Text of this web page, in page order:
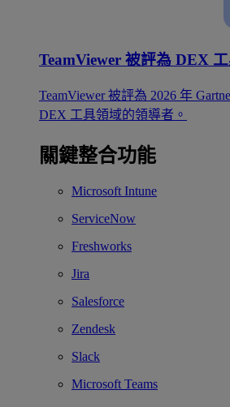
TeamViewer 被評為 DEX
TeamViewer 被評為 2026 年
DEX 工具領域的領導者。
關鍵整合功能
Microsoft Intune
ServiceNow
Freshworks
Jira
Salesforce
Zendesk
Slack
Microsoft Teams